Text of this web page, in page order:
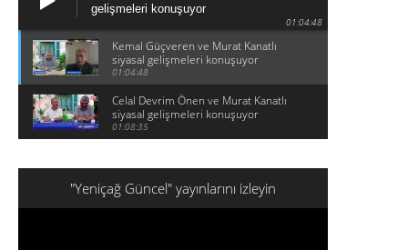
gelişmeleri konuşuyor
01:04:48
Kemal Güçveren ve Murat Kanatlı
siyasal gelişmeleri konuşuyor
01:04:48
Celal Devrim Önen ve Murat Kanatlı
siyasal gelişmeleri konuşuyor
01:08:35
"Yeniçağ Güncel" yayınlarını izleyin